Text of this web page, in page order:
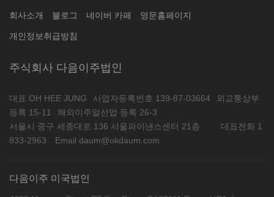
회사소개 블로그 네이버 카페 영문홈페이지
개인정보취급방침
주식회사 다음이주법인
대표 OH HEE JUNG 사업자등록번호 139-87-03664
외교통상부
등록 15-11
해외이주알선업 등록 26-3
서울시 중구 세종대로 136 서울파이낸스센터 21층
대표전화 1
833-2963
Email daum@okdaum.com
다음이주 미국법인